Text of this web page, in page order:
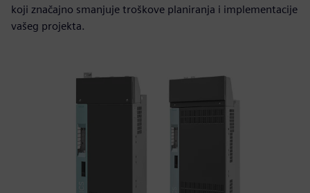
koji značajno smanjuje troškove planiranja i implementacije
vašeg projekta.